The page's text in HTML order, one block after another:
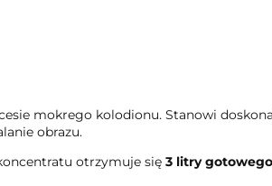
mokrego kolodionu. Stanowi
obrazu.
otrzymuje się 3 litry